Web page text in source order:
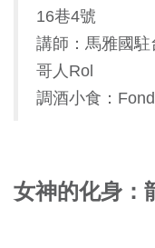
16巷4號
講師：馬雅國
哥人Rol
調酒小食：
女神的化身：